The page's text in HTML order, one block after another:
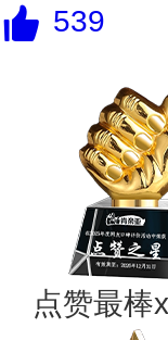
539
点赞最棒